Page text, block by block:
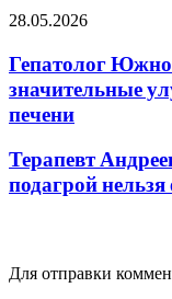
28.05.2026
Гепатолог
значительные
печени
Терапевт
подагрой нельзя
Для отправки